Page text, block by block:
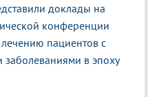
доклады на
конференции
пациентов с
в эпоху